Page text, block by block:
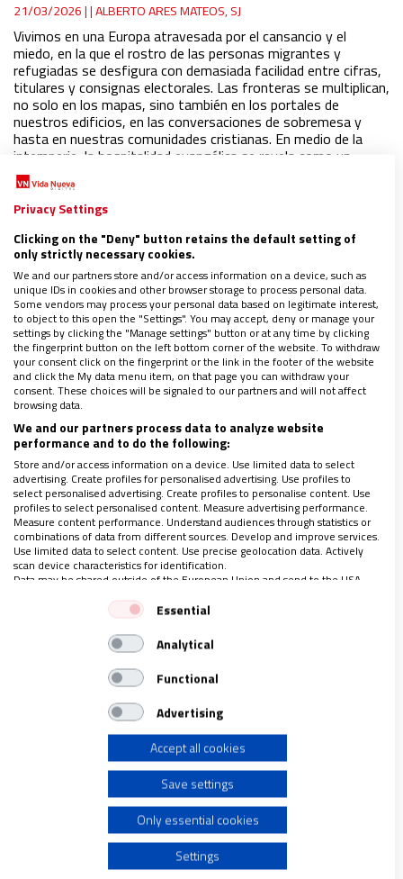
21/03/2026 |ALBERTO ARES MATEOS, SJ
Vivimos en una Europa atravesada por el cansancio y el
miedo, en la que el rostro de las personas migrantes y
refugiadas se desfigura con demasiada facilidad entre cifras,
titulares y consignas electorales. Las fronteras se multiplican,
no solo en los mapas, sino también en los portales de
nuestros edificios, en las conversaciones de sobremesa y
hasta en nuestras comunidades cristianas. En medio de la
intemperie, la hospitalidad evangélica se revela como un
gesto profundamente contracultural y, al mismo tiempo,
como un camino sencillo y al alcance de todos: abrir la puerta
de casa, de la parroquia, de la comunidad religiosa, y dejar que
¿Cuándo te vimos forastero y te acogimos?
Una lectura creyente de la realidad
migratoria
18/01/2019 |ALBERTO ARES MATEOS, SJ
Mientras el 'Primer Mundo' debate sus políticas migratorias,
el éxodo africano, sirio, venezolano o centroamericano sigue
imparable su curso. La Iglesia nos invita a iluminar esta
realidad desde la Biblia y sus experiencias de exilio, acogida y
hospitalidad del Pueblo de Dios
Ante el caso de Helena Maleno: la solidaridad no
ALBERTO ARES MATEOS, SJ,CRISTINA MANZANEDO
"En 2017, 23 personas fallecieron en el intento de llegar a
España; la cifra hubiera sido muy superior sin las llamadas de
Helena a Salvamento Marítimo. Nos sorprende e indigna la
persecución a quienes ayudan a salvar vidas"
Privacy Settings
Clicking on the "Deny" button retains the default setting of
only strictly necessary cookies.
We and our partners store and/or access information on a device, such as
unique IDs in cookies and other browser storage to process personal data.
Some vendors may process your personal data based on legitimate interest,
to object to this open the "Settings". You may accept, deny or manage your
settings by clicking the "Manage settings" button or at any time by clicking
the fingerprint button on the left bottom corner of the website. To withdraw
your consent click on the fingerprint or the link in the footer of the website
and click the My data menu item, on that page you can withdraw your
consent. These choices will be signaled to our partners and will not affect
browsing data.
We and our partners process data to analyze website
performance and to do the following:
Store and/or access information on a device. Use limited data to select
advertising. Create profiles for personalised advertising. Use profiles to
select personalised advertising. Create profiles to personalise content. Use
profiles to select personalised content. Measure advertising performance.
Measure content performance. Understand audiences through statistics or
combinations of data from different sources. Develop and improve services.
Use limited data to select content. Use precise geolocation data. Actively
scan device characteristics for identification.
Data may be shared outside of the European Union and send to the USA.
Your consent and the cookie policy applies solely to this website/app.
View Partner List (1 IAB Vendors)
We use your data for the following purposes:
IAB processing purposes:
Use limited data to select advertising
Create profiles for personalised advertising
Use profiles to select personalised advertising
Essential
Analytical
Functional
Advertising
Accept all cookies
Save settings
Only essential cookies
Settings